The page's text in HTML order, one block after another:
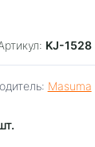
KJ-1528
Masuma